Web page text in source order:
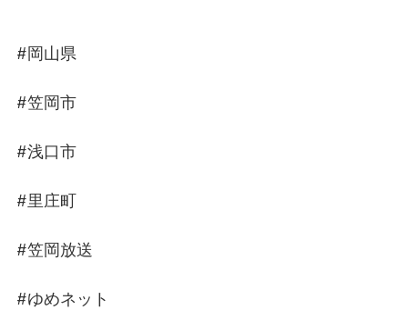
#岡山県
#笠岡市
#浅口市
#里庄町
#笠岡放送
#ゆめネット